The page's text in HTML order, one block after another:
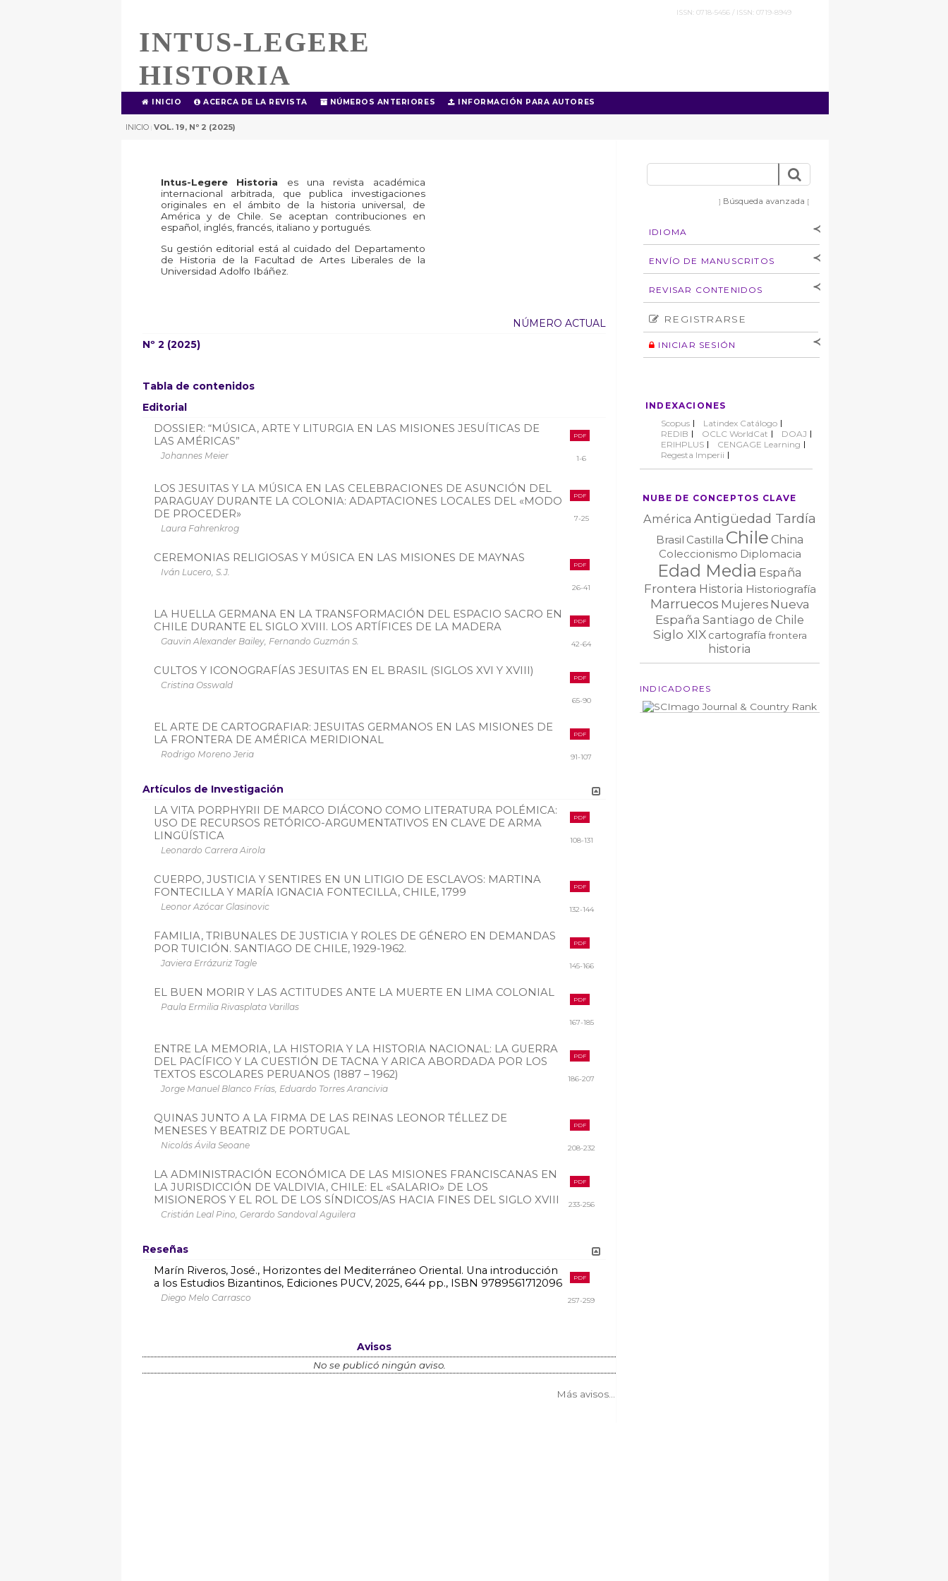
INTUS-LEGERE
HISTORIA
ISSN: 0718-5456 / ISSN: 0719-8949
INICIO ACERCA DE LA REVISTA NÚMEROS ANTERIORES INFORMACIÓN PARA AUTORES
INICIO | VOL. 19, Nº 2 (2025)
] Búsqueda avanzada [
IDIOMA
[Español ] [English]
ENVÍO DE MANUSCRITOS
autores
Derechos de autoría
Normas éticas
REVISAR CONTENIDOS
Número
Autor
REGISTRARSE
INICIAR SESIÓN
INDEXACIONES
Scopus
Latindex Catálogo
REDIB
OCLC WorldCat
DOAJ
ERIHPLUS
CENGAGE Learning
Regesta Imperii
NUBE DE CONCEPTOS CLAVE
América Antigüedad Tardía
Brasil Castilla Chile China
Coleccionismo Diplomacia
Edad Media España
Frontera Historia Historiografía
Marruecos Mujeres Nueva
España Santiago de Chile
Siglo XIX cartografía frontera
historia
INDICADORES
Intus-Legere Historia es una revista académica
internacional arbitrada, que publica investigaciones
originales en el ámbito de la historia universal, de
América y de Chile. Se aceptan contribuciones en
español, inglés, francés, italiano y portugués.
Su gestión editorial está al cuidado del Departamento
de Historia de la Facultad de Artes Liberales de la
Universidad Adolfo Ibáñez.
NÚMERO ACTUAL
Nº 2 (2025)
Tabla de contenidos
Editorial
DOSSIER: “MÚSICA, ARTE Y LITURGIA EN LAS MISIONES JESUÍTICAS DE
LAS AMÉRICAS”
Johannes Meier
PDF
1-6
LOS JESUITAS Y LA MÚSICA EN LAS CELEBRACIONES DE ASUNCIÓN DEL
PARAGUAY DURANTE LA COLONIA: ADAPTACIONES LOCALES DEL «MODO
DE PROCEDER»
Laura Fahrenkrog
PDF
7-25
CEREMONIAS RELIGIOSAS Y MÚSICA EN LAS MISIONES DE MAYNAS
Iván Lucero, S.J.
PDF
26-41
LA HUELLA GERMANA EN LA TRANSFORMACIÓN DEL ESPACIO SACRO EN
CHILE DURANTE EL SIGLO XVIII. LOS ARTÍFICES DE LA MADERA
Gauvin Alexander Bailey, Fernando Guzmán S.
PDF
42-64
CULTOS Y ICONOGRAFÍAS JESUITAS EN EL BRASIL (SIGLOS XVI Y XVIII)
Cristina Osswald
PDF
65-90
EL ARTE DE CARTOGRAFIAR: JESUITAS GERMANOS EN LAS MISIONES DE
LA FRONTERA DE AMÉRICA MERIDIONAL
Rodrigo Moreno Jeria
PDF
91-107
Artículos de Investigación
LA VITA PORPHYRII DE MARCO DIÁCONO COMO LITERATURA POLÉMICA:
USO DE RECURSOS RETÓRICO-ARGUMENTATIVOS EN CLAVE DE ARMA
LINGÜÍSTICA
Leonardo Carrera Airola
PDF
108-131
CUERPO, JUSTICIA Y SENTIRES EN UN LITIGIO DE ESCLAVOS: MARTINA
FONTECILLA Y MARÍA IGNACIA FONTECILLA, CHILE, 1799
Leonor Azócar Glasinovic
PDF
132-144
FAMILIA, TRIBUNALES DE JUSTICIA Y ROLES DE GÉNERO EN DEMANDAS
POR TUICIÓN. SANTIAGO DE CHILE, 1929-1962.
Javiera Errázuriz Tagle
PDF
145-166
EL BUEN MORIR Y LAS ACTITUDES ANTE LA MUERTE EN LIMA COLONIAL
Paula Ermilia Rivasplata Varillas
PDF
167-185
ENTRE LA MEMORIA, LA HISTORIA Y LA HISTORIA NACIONAL: LA GUERRA
DEL PACÍFICO Y LA CUESTIÓN DE TACNA Y ARICA ABORDADA POR LOS
TEXTOS ESCOLARES PERUANOS (1887 – 1962)
Jorge Manuel Blanco Frías, Eduardo Torres Arancivia
PDF
186-207
QUINAS JUNTO A LA FIRMA DE LAS REINAS LEONOR TÉLLEZ DE
MENESES Y BEATRIZ DE PORTUGAL
Nicolás Ávila Seoane
PDF
208-232
LA ADMINISTRACIÓN ECONÓMICA DE LAS MISIONES FRANCISCANAS EN
LA JURISDICCIÓN DE VALDIVIA, CHILE: EL «SALARIO» DE LOS
MISIONEROS Y EL ROL DE LOS SÍNDICOS/AS HACIA FINES DEL SIGLO XVIII
Cristián Leal Pino, Gerardo Sandoval Aguilera
PDF
233-256
Reseñas
Marín Riveros, José., Horizontes del Mediterráneo Oriental. Una introducción
a los Estudios Bizantinos, Ediciones PUCV, 2025, 644 pp., ISBN 9789561712096
Diego Melo Carrasco
PDF
257-259
Avisos
No se publicó ningún aviso.
Más avisos...